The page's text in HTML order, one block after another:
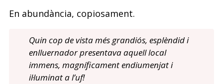
En abundància, copiosament.
Quin cop de vista més grandiós, esplèndid i
enlluernador presentava aquell local
immens, magníficament endiumenjat i
il·luminat a l’uf!